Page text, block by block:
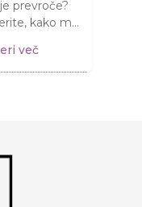
prevroče?
kako mu
varno
ter prijetne
več